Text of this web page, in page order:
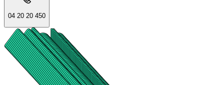
04 20 20 450